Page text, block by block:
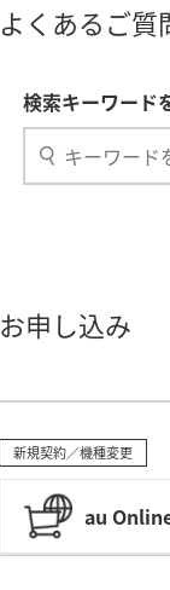
よくあるご質
検索キーワード
お申し込み
新規契約／機種変更
au